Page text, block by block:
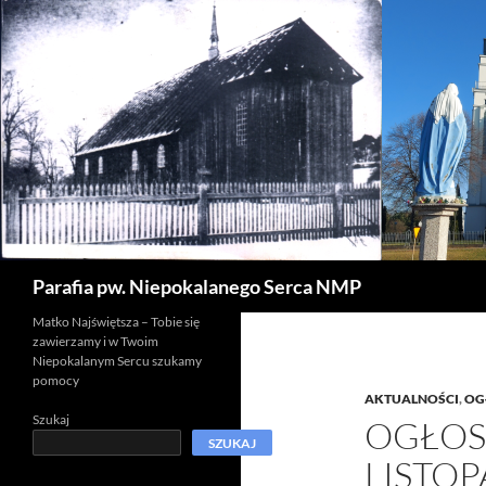
Parafia pw. Niepokalanego Serca NMP
AKTUALNOŚCI,
Matko Najświętsza – Tobie się
zawierzamy i w Twoim
Niepokalanym Sercu szukamy
pomocy
Szukaj
SZUKAJ